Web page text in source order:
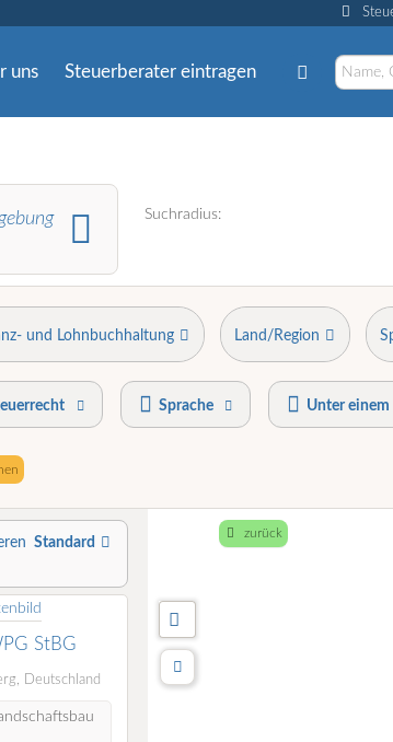
uns Steuerberater eintragen
Suchradius:
und Lohnbuchhaltung Land/Region
Sprache Unter einem
Standard
StBG
Deutschland
zurück